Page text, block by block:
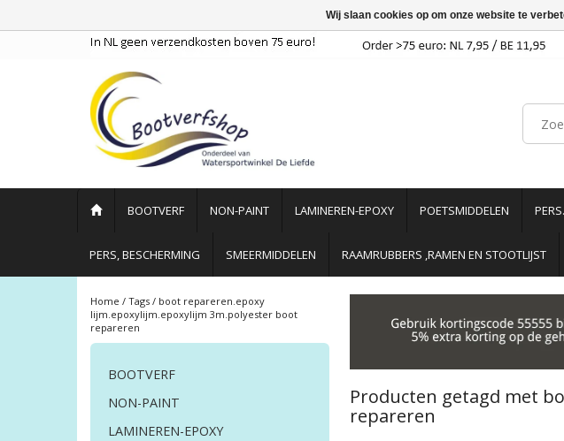
BOOTVERF NON-PAINT LAMINEREN-EPOXY POETSMIDDELEN
PERS, BESCHERMING SMEERMIDDELEN RAAMRUBBERS ,RAMEN EN STOOTLIJST
Home / Tags / boot repareren.epoxy
lijm.epoxylijm.epoxylijm 3m.polyester boot
repareren
BOOTVERF
NON-PAINT
LAMINEREN-EPOXY
Producten getagd met
repareren
Wij slaan cookies op om onze website te